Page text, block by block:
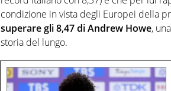
condizione in vista degli Europei della
superare gli 8,47 di Andrew Howe,
storia del lungo.